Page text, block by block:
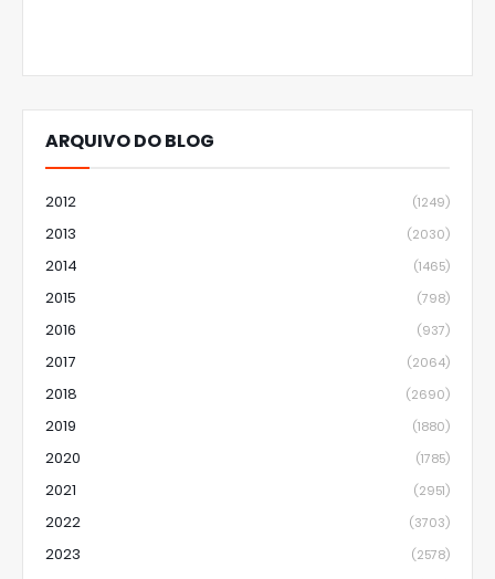
ARQUIVO DO BLOG
2012 (1249)
2013 (2030)
2014 (1465)
2015 (798)
2016 (937)
2017 (2064)
2018 (2690)
2019 (1880)
2020 (1785)
2021 (2951)
2022 (3703)
2023 (2578)